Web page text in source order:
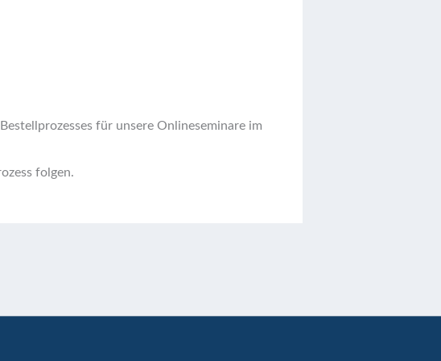
für unsere Onlineseminare im
folgen.